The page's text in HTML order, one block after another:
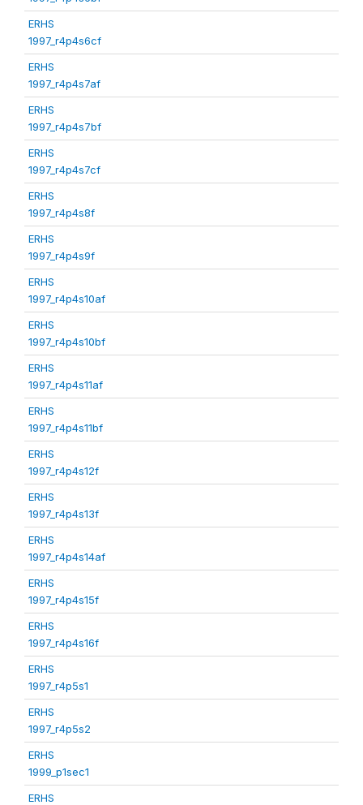
ERHS
1997_r4p4s6cf
ERHS
1997_r4p4s7af
ERHS
1997_r4p4s7bf
ERHS
1997_r4p4s7cf
ERHS
1997_r4p4s8f
ERHS
1997_r4p4s9f
ERHS
1997_r4p4s10af
ERHS
1997_r4p4s10bf
ERHS
1997_r4p4s11af
ERHS
1997_r4p4s11bf
ERHS
1997_r4p4s12f
ERHS
1997_r4p4s13f
ERHS
1997_r4p4s14af
ERHS
1997_r4p4s15f
ERHS
1997_r4p4s16f
ERHS
1997_r4p5s1
ERHS
1997_r4p5s2
ERHS
1999_p1sec1
ERHS